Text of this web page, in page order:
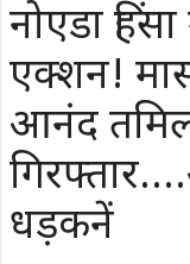
नोएडा
एक्शन!
आनंद
धड़कनें